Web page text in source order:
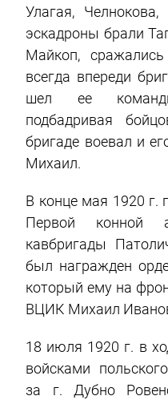
Улагая,
эскадроны брали
Майкоп,
всегда впереди
шел ее
подбадривая
бригаде воевал и
Михаил.
В конце мая 1920 г.
Первой конной
кавбригады
был награжден
который ему на
ВЦИК Михаил
18 июля 1920 г. в
войсками
за г. Дубно